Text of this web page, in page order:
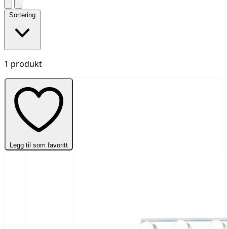
Sortering
1 produkt
Legg til som favoritt